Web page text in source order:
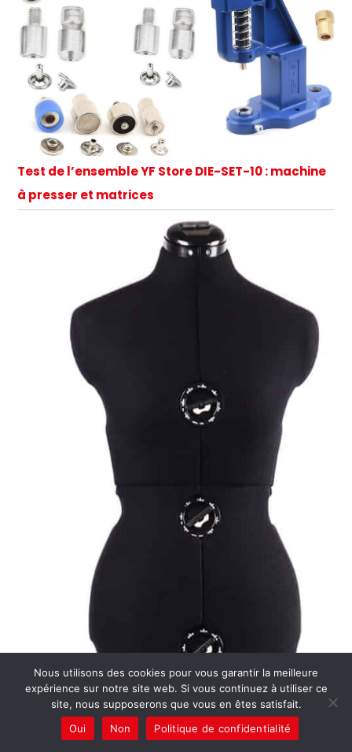
Test de l’ensemble YF Store DIE-SET-10 : machine
à presser et matrices
Nous utilisons des cookies pour vous garantir la meilleure
expérience sur notre site web. Si vous continuez à utiliser ce
site, nous supposerons que vous en êtes satisfait.
Oui
Non Politique de confidentialité